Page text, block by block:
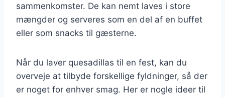
sammenkomster. De kan nemt laves i store
mængder og serveres som en del af en buffet
eller som snacks til gæsterne.
Når du laver quesadillas til en fest, kan du
overveje at tilbyde forskellige fyldninger, så der
er noget for enhver smag. Her er nogle ideer til